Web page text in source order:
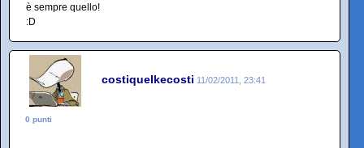
è sempre quello!
:D
costiquelkecosti 11/02/2011, 23:41
0 punti